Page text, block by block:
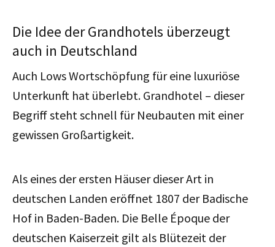
Die Idee der Grandhotels überzeugt
auch in Deutschland
Auch Lows Wortschöpfung für eine luxuriöse
Unterkunft hat überlebt. Grandhotel – dieser
Begriff steht schnell für Neubauten mit einer
gewissen Großartigkeit.
Als eines der ersten Häuser dieser Art in
deutschen Landen eröffnet 1807 der Badische
Hof in Baden-Baden. Die Belle Époque der
deutschen Kaiserzeit gilt als Blütezeit der